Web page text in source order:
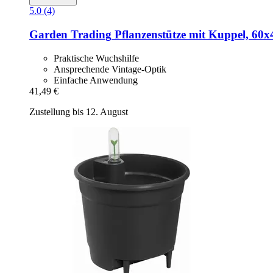
5.0 (4)
Garden Trading Pflanzenstütze mit Kuppel,
Praktische Wuchshilfe
Ansprechende Vintage-Optik
Einfache Anwendung
41,49 €
Zustellung bis 12. August